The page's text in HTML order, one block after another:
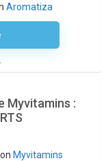
Aromatiza
Nécessaire
Myvitamins :
Myvitamins